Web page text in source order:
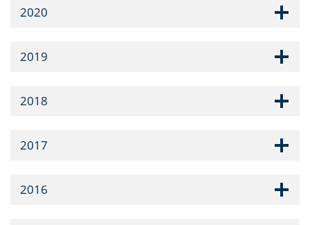
2020
2019
2018
2017
2016